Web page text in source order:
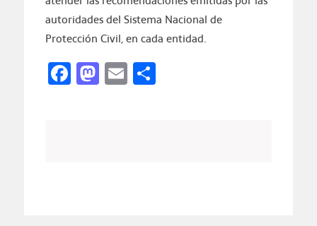
autoridades del Sistema Nacional de
Protección Civil, en cada entidad.
Facebook
Mastodon
EmailCompartir